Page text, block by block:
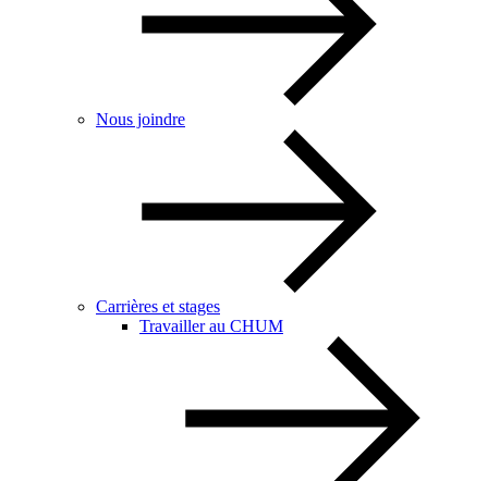
Nous joindre
Carrières et stages
Travailler au CHUM